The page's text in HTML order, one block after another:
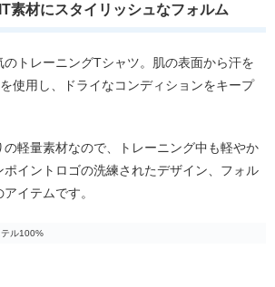
素材にスタイリッシュなフォルム
トレーニングTシャツ。肌の表面から汗を
使用し、ドライなコンディションをキープ
軽量素材なので、トレーニング中も軽やか
イントロゴの洗練されたデザイン、フォル
イテムです。
ル100%